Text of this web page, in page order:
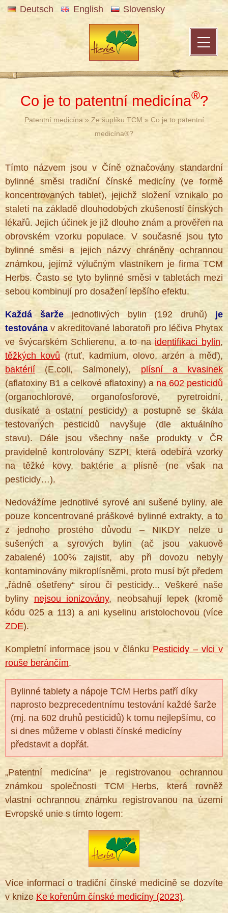
Deutsch English Slovensky
Co je to patentní medicína®?
Patentní medicína» Ze šuplíku TCM » Co je to patentní
medicína®?
Tímto názvem jsou v Číně označovány standardní
bylinné směsi tradiční čínské medicíny (ve formě
koncentrovaných tablet), jejichž složení vznikalo po
staletí na základě dlouhodobých zkušeností čínských
lékařů. Jejich účinek je již dlouho znám a prověřen na
obrovském vzorku populace. V současné jsou tyto
bylinné směsi a jejich názvy chráněny ochrannou
známkou, jejímž výlučným vlastníkem je firma TCM
Herbs. Často se tyto bylinné směsi v tabletách mezi
sebou kombinují pro dosažení lepšího efektu.
Každá šaržejednotlivých bylin (192 druhů) je
testovánav akreditované laboratoři pro léčiva Phytax
ve švýcarském Schlierenu, a to na identifikaci bylin,
těžkých kovů (rtuť, kadmium, olovo, arzén a měď),
baktérií (E.coli, Salmonely), plísní a kvasinek
(aflatoxiny B1 a celkové aflatoxiny) a na 602 pesticidů
(organochlorové, organofosforové, pyretroidní,
dusíkaté a ostatní pesticidy) a postupně se škála
testovaných pesticidů navyšuje (dle aktuálního
stavu). Dále jsou všechny naše produkty v ČR
pravidelně kontrolovány SZPI, která odebírá vzorky
na těžké kovy, baktérie a plísně (ne však na
pesticidy…).
Nedovážíme jednotlivé syrové ani sušené byliny, ale
pouze koncentrované práškové bylinné extrakty, a to
z jednoho prostého důvodu – NIKDY nelze u
sušených a syrových bylin (ač jsou vakuově
zabalené) 100% zajistit, aby při dovozu nebyly
kontaminovány mikroplísněmi, proto musí být předem
„řádně ošetřeny“ sírou či pesticidy... Veškeré naše
byliny nejsou ionizovány, neobsahují lepek (kromě
kódu 025 a 113) a ani kyselinu aristolochovou (více
ZDE).
Kompletní informace jsou v článku Pesticidy – vlci v
rouše beránčím.
Bylinné tablety a nápoje TCM Herbs patří díky
naprosto bezprecedentnímu testování každé šarže
(mj. na 602 druhů pesticidů) k tomu nejlepšímu, co
si dnes můžeme v oblasti čínské medicíny
představit a dopřát.
„Patentní medicína“ je registrovanou ochrannou
známkou společnosti TCM Herbs, která rovněž
vlastní ochrannou známku registrovanou na území
Evropské unie s tímto logem:
Více informací o tradiční čínské medicíně se dozvíte
v knize Ke kořenům čínské medicíny (2023).